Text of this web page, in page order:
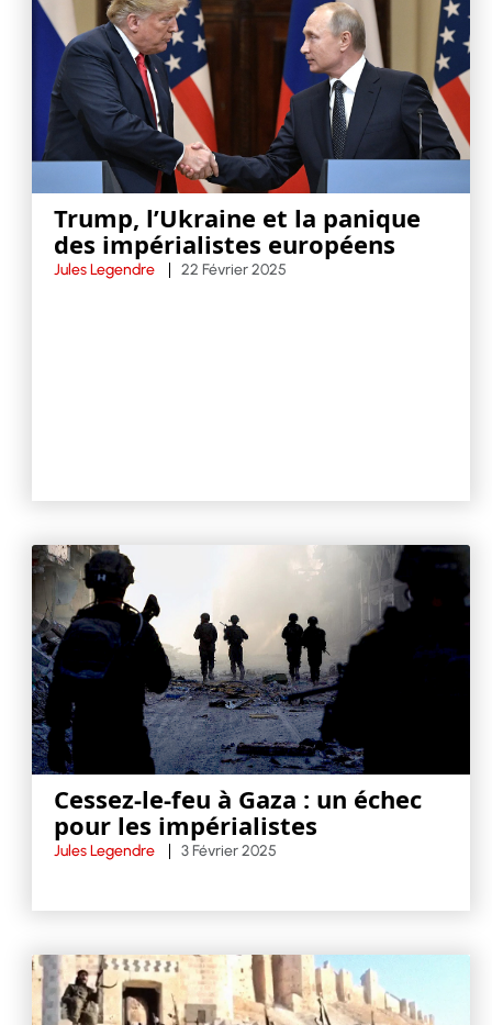
Trump, l’Ukraine et la panique
des impérialistes européens
Jules Legendre 22 Février 2025
Cessez-le-feu à Gaza : un échec
pour les impérialistes
Jules Legendre 3 Février 2025